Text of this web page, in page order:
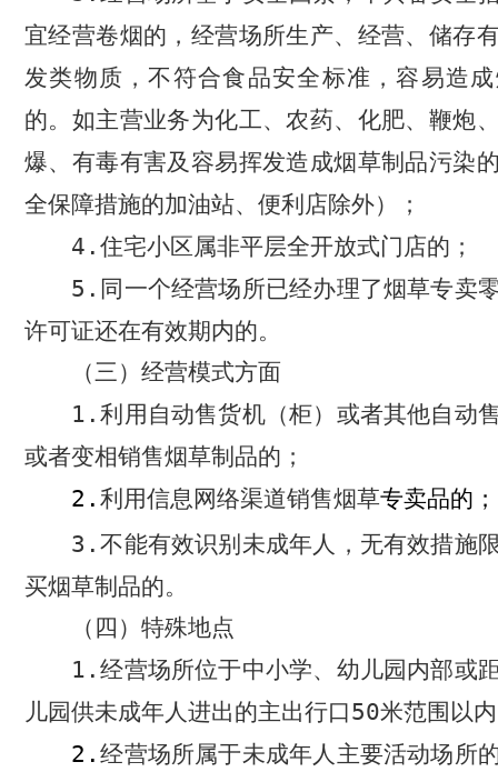
宜经营卷烟的，经营场所生产、经营、储存
发类物质，不符合食品安全标准，容易造
的。如主营业务为化工、农药、化肥、鞭炮
爆、有毒有害及容易挥发造成烟草制品污染
全保障措施的加油站、便利店除外）；
4.住宅小区属非平层全开放式门店的；
5. 同一个经营场所已经办理了烟草专卖
许可证还在有效期内的。
（三）经营模式方面
1.利用自动售货机（柜）或者其他自动
或者变相销售烟草制品的；
2.利用信息网络渠道销售烟草专卖品的；
3.不能有效识别未成年人，无有效措施
买烟草制品的。
（四）特殊地点
1.经营场所位于中小学、幼儿园内部或
儿园供未成年人进出的主出行口50米范围以
2.经营场所属于未成年人主要活动场所